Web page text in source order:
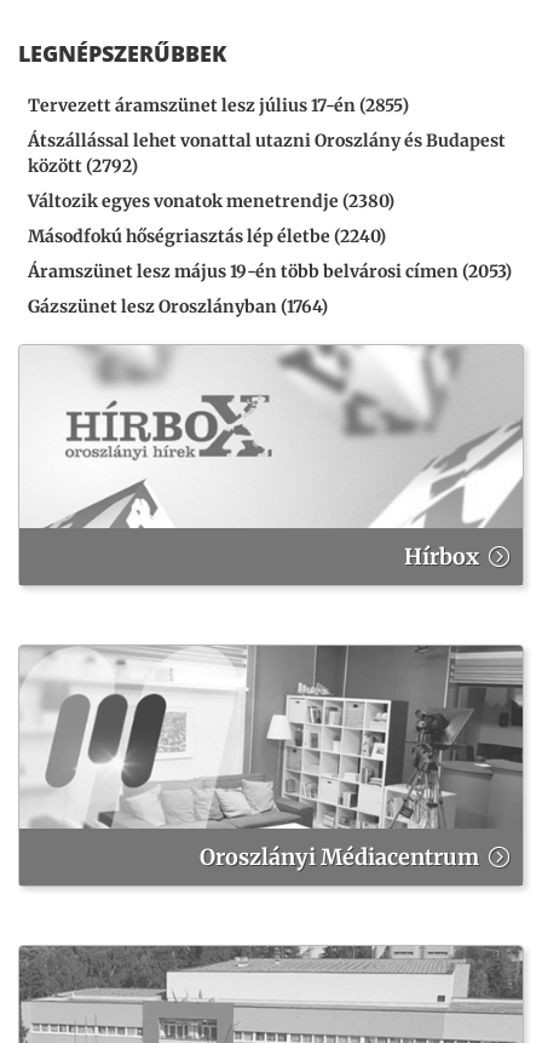
LEGNÉPSZERŰBBEK
Tervezett áramszünet lesz július 17-én (2855)
Átszállással lehet vonattal utazni Oroszlány és Budapest
között (2792)
Változik egyes vonatok menetrendje (2380)
Másodfokú hőségriasztás lép életbe (2240)
Áramszünet lesz május 19-én több belvárosi címen (2053)
Gázszünet lesz Oroszlányban (1764)
Hírbox
Oroszlányi Médiacentrum